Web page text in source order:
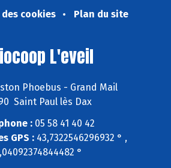
cookies
Plan du site
L'eveil
Phoebus - Grand Mail
Saint Paul lès Dax
:05 58 41 40 42
GPS :43,7322546296932 ° ,
°